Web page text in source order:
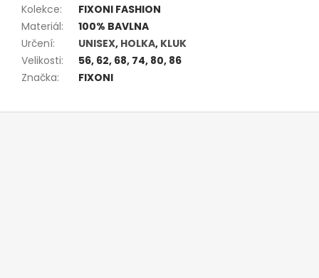
Kolekce:
FIXONI FASHION
Materiál:
100% BAVLNA
Určení: UNISEX, HOLKA, KLUK
Velikosti:
56, 62, 68, 74, 80, 86
Značka: FIXONI
Z